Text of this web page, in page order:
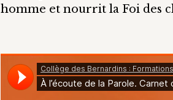
homme et nourrit la Foi des